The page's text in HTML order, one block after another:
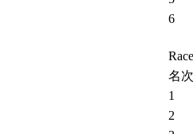
6
名次
1
2